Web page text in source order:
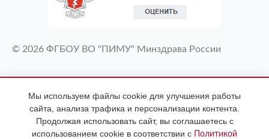
© 2026 ФГБОУ ВО "ПИМУ" Минздрава России
ИМЕЮТСЯ ПРОТИВОПОКАЗАНИЯ
НЕОБХОДИМА КОНСУЛЬТАЦИЯ
СПЕЦИАЛИСТА
Мы используем файлы cookie для улучшения работы
сайта, анализа трафика и персонализации контента.
Продолжая использовать сайт, вы соглашаетесь с
использованием cookie в соответствии с
Политикой